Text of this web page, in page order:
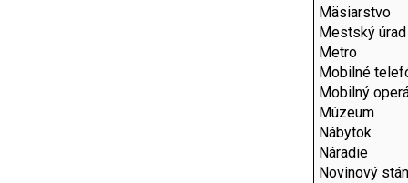
Mäsiarstvo
Mestský úrad
Metro
Mobilné
Mobilný
Múzeum
Nábytok
Náradie
Novinový